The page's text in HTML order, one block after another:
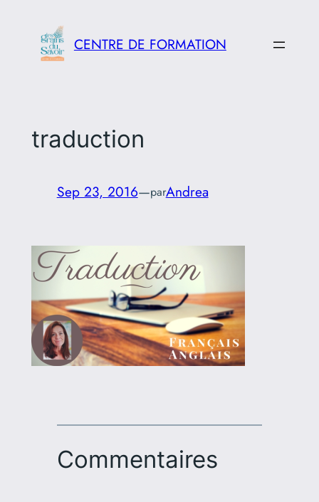
contenu
CENTRE DE FORMATION
traduction
Sep 23, 2016—parAndrea
Commentaires